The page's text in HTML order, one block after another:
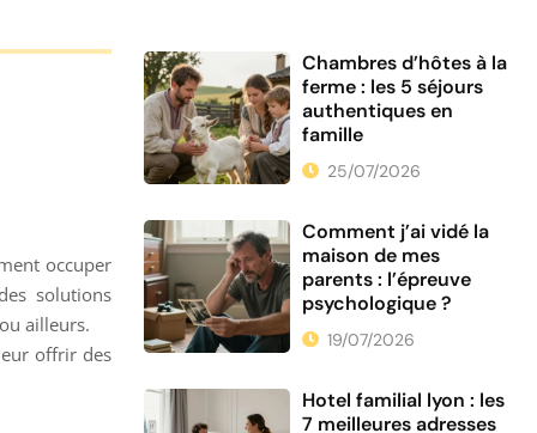
occuper
solutions
ailleurs.
offrir des
Chambres d’hôtes à la
ferme : les 5 séjours
authentiques en
famille
25/07/2026
Comment j’ai vidé la
maison de mes
parents : l’épreuve
psychologique ?
19/07/2026
Hotel familial lyon : les
7 meilleures adresses